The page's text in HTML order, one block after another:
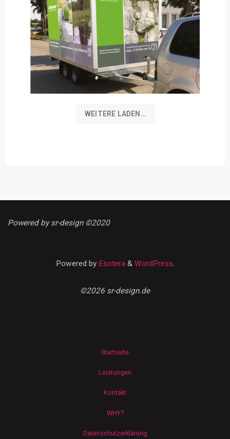
WEITERE LADEN…
Powered by sr-design ©2020
Powered byEsotera & WordPress
©2026 sr-design.de
Startseite
Leistungen
Kontakt
WHY?
Datenschutzerklärung